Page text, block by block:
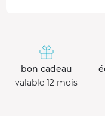
bon cadeau
valable 12 mois